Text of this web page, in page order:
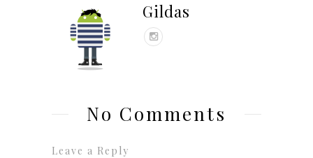
Gildas
No Comments
Leave a Reply